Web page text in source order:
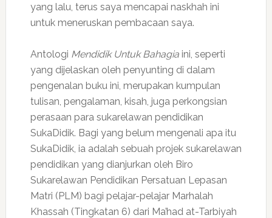
yang lalu, terus saya mencapai naskhah ini
untuk meneruskan pembacaan saya.
Antologi Mendidik Untuk Bahagiaini, seperti
yang dijelaskan oleh penyunting di dalam
pengenalan buku ini, merupakan kumpulan
tulisan, pengalaman, kisah, juga perkongsian
perasaan para sukarelawan pendidikan
SukaDidik. Bagi yang belum mengenali apa itu
SukaDidik, ia adalah sebuah projek sukarelawan
pendidikan yang dianjurkan oleh Biro
Sukarelawan Pendidikan Persatuan Lepasan
Matri (PLM) bagi pelajar-pelajar Marhalah
Khassah (Tingkatan 6) dari Ma’had at-Tarbiyah